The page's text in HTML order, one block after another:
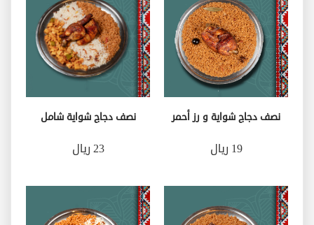
نصف دجاج شواية و رز أحمر
19 ريال
نصف دجاج شواية شامل
23 ريال